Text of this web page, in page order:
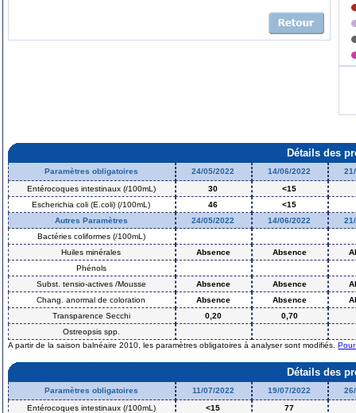
Détails des
Paramètres obligatoires 24/05/2022 14/06/2022
Entérocoques intestinaux (/100mL)
30
<15
Escherichia coli (E.coli) (/100mL)
46
<15
Autres Paramètres
24/05/2022 14/06/2022
Bactéries coliformes (/100mL)
Huiles minérales
Absence Absence
Phénols
Subst. tensio-actives /Mousse
Absence Absence
Chang. anormal de coloration
Absence Absence
Transparence Secchi
0,20
0,70
Ostreopsis spp.
A partir de la saison balnéaire 2010, les paramètres obligatoires à analyser sont modifiés.
Détails des
Paramètres obligatoires 11/07/2022 19/07/2022
Entérocoques intestinaux (/100mL)
<15
77